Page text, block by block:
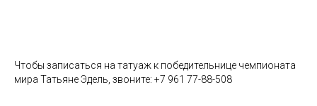
Чтобы записаться на татуаж к победительнице чемпионата
мира Татьяне Эдель, звоните: +7 961 77-88-508